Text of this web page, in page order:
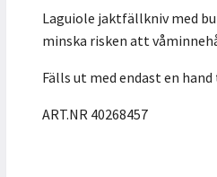
Laguiole jaktfällkniv med
minska risken att
Fälls ut med endast en
ART.NR 40268457